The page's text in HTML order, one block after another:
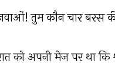
तुम कौन चार बरस
को अपनी मेज पर था कि